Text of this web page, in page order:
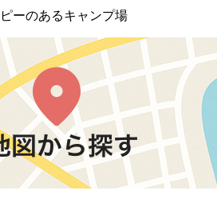
ーのあるキャンプ場